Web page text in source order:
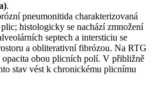
.
pneumonitida charakterizovaná
histologicky se nachází zmnožení
septech a intersticiu se
a obliterativní fibrózou. Na RTG
opacita obou plicních polí. V přibližně
stav vést k chronickému plicnímu